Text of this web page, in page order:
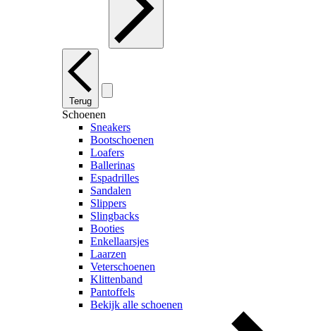
Terug
Schoenen
Sneakers
Bootschoenen
Loafers
Ballerinas
Espadrilles
Sandalen
Slippers
Slingbacks
Booties
Enkellaarsjes
Laarzen
Veterschoenen
Klittenband
Pantoffels
Bekijk alle schoenen